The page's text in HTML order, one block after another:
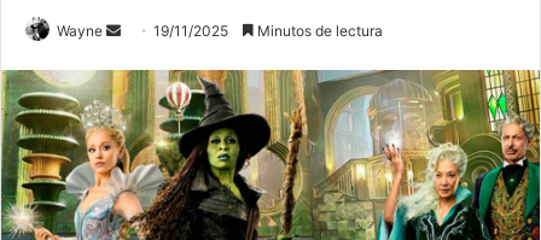
Wayne
Send
email
19/11/2025 Minutos de lectura